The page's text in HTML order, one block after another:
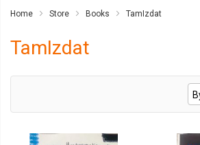
Home Store Books TamIzdat
TamIzdat